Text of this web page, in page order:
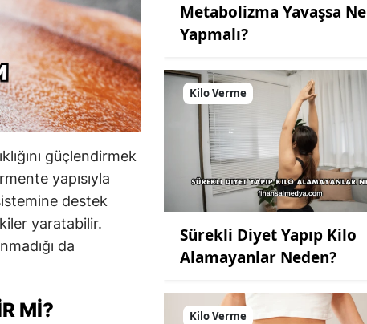
güçlendirmek
yapısıyla
destek
yaratabilir.
da
MI?
Metabolizma Yavaşsa Ne
Yapmalı?
Kilo Verme
Sürekli Diyet Yapıp Kilo
Alamayanlar Neden?
Kilo Verme